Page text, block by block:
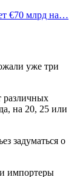
€70 млрд на…
уже три
различных
на 20, 25 или
задуматься о
импортеры